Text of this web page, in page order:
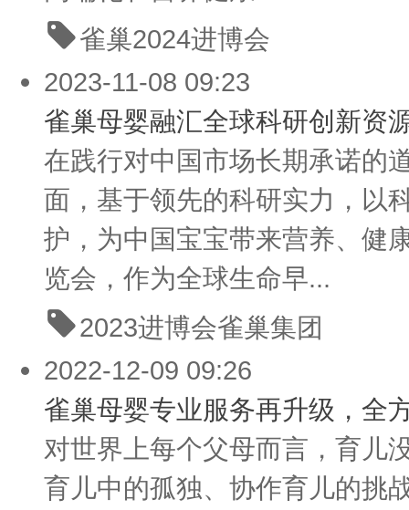
雀巢2024进博会
2023-11-08 09:23
雀巢母婴融汇全球科研创新资
在践行对中国市场长期承诺的
面，基于领先的科研实力，以
护，为中国宝宝带来营养、健
览会，作为全球生命早...
2023进博会雀巢集团
2022-12-09 09:26
雀巢母婴专业服务再升级，全
对世界上每个父母而言，育儿
育儿中的孤独、协作育儿的挑